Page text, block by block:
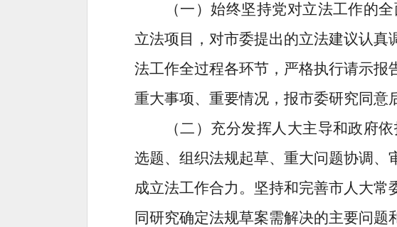
（一）始终坚持党对立法工作的全
立法项目，对市委提出的立法建议认真
法工作全过程各环节， 严格执行请示报
重大事项、重要情况， 报市委研究同意
（二）充分发挥人大主导和政府
选题、组织法规起草、重大问题协调
成立法工作合力。坚持和完善市人大
同研究确定法规草案需解决的主要问题